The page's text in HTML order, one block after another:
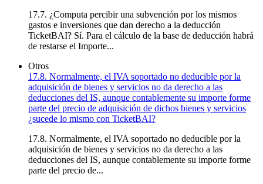
17.7. ¿Computa percibir una subvención por los mismos
gastos e inversiones que dan derecho a la deducción
TicketBAI? Sí. Para el cálculo de la base de deducción habrá
de restarse el Importe...
Otros
17.8. Normalmente, el IVA soportado no deducible por la
adquisición de bienes y servicios no da derecho a las
deducciones del IS, aunque contablemente su importe forme
parte del precio de adquisición de dichos bienes y servicios
¿sucede lo mismo con TicketBAI?
17.8. Normalmente, el IVA soportado no deducible por la
adquisición de bienes y servicios no da derecho a las
deducciones del IS, aunque contablemente su importe forme
parte del precio de...